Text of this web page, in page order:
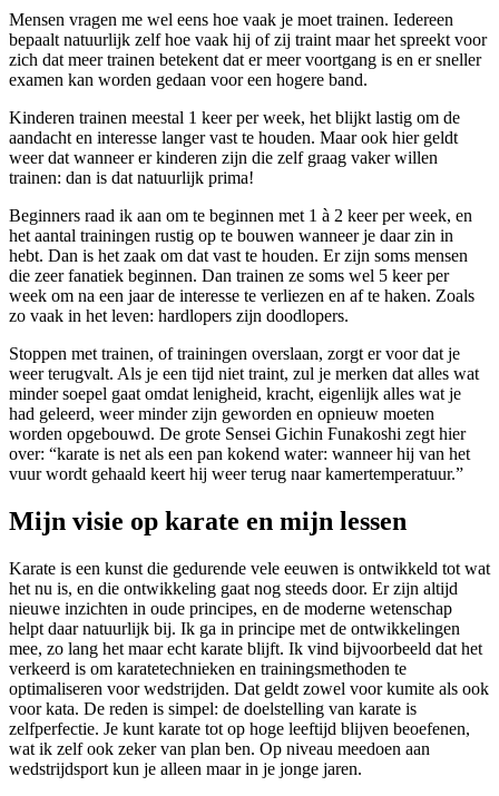
Mensen vragen me wel eens hoe vaak je moet trainen. Iedereen
bepaalt natuurlijk zelf hoe vaak hij of zij traint maar het spreekt voor
zich dat meer trainen betekent dat er meer voortgang is en er sneller
examen kan worden gedaan voor een hogere band.
Kinderen trainen meestal 1 keer per week, het blijkt lastig om de
aandacht en interesse langer vast te houden. Maar ook hier geldt
weer dat wanneer er kinderen zijn die zelf graag vaker willen
trainen: dan is dat natuurlijk prima!
Beginners raad ik aan om te beginnen met 1 à 2 keer per week, en
het aantal trainingen rustig op te bouwen wanneer je daar zin in
hebt. Dan is het zaak om dat vast te houden. Er zijn soms mensen
die zeer fanatiek beginnen. Dan trainen ze soms wel 5 keer per
week om na een jaar de interesse te verliezen en af te haken. Zoals
zo vaak in het leven: hardlopers zijn doodlopers.
Stoppen met trainen, of trainingen overslaan, zorgt er voor dat je
weer terugvalt. Als je een tijd niet traint, zul je merken dat alles wat
minder soepel gaat omdat lenigheid, kracht, eigenlijk alles wat je
had geleerd, weer minder zijn geworden en opnieuw moeten
worden opgebouwd. De grote Sensei Gichin Funakoshi zegt hier
over: “karate is net als een pan kokend water: wanneer hij van het
vuur wordt gehaald keert hij weer terug naar kamertemperatuur.”
Mijn visie op karate en mijn lessen
Karate is een kunst die gedurende vele eeuwen is ontwikkeld tot wat
het nu is, en die ontwikkeling gaat nog steeds door. Er zijn altijd
nieuwe inzichten in oude principes, en de moderne wetenschap
helpt daar natuurlijk bij. Ik ga in principe met de ontwikkelingen
mee, zo lang het maar echt karate blijft. Ik vind bijvoorbeeld dat het
verkeerd is om karatetechnieken en trainingsmethoden te
optimaliseren voor wedstrijden. Dat geldt zowel voor kumite als ook
voor kata. De reden is simpel: de doelstelling van karate is
zelfperfectie. Je kunt karate tot op hoge leeftijd blijven beoefenen,
wat ik zelf ook zeker van plan ben. Op niveau meedoen aan
wedstrijdsport kun je alleen maar in je jonge jaren.